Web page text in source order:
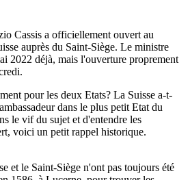
Cassis a officiellement ouvert au
auprès du Saint-Siège. Le ministre
2022 déjà, mais l'ouverture proprement
pour les deux Etats? La Suisse a-t-
dans le plus petit Etat du
le vif du sujet et d'entendre les
voici un petit rappel historique.
et le Saint-Siège n'ont pas toujours été